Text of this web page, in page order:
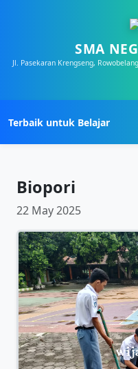
SMA
Jl. Pasekaran Krengseng,
Terbaik untuk Belajar
Biopori
22 May 2025